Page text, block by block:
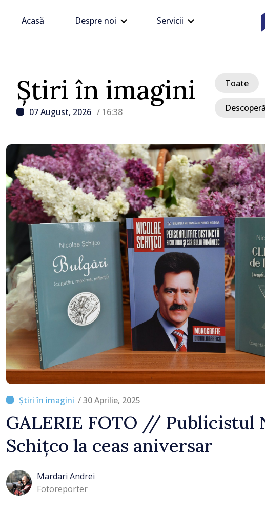
Acasă Despre noi Servicii
Știri în imagini
07 August, 2026 / 16:38
Toate
/ 30 Aprilie, 2025
GALERIE FOTO // Publicistul
Schițco la ceas aniversar
Mardari Andrei
Fotoreporter
/ Acum 16 minute
VIDEO // Șoferii sunt
respecte restricțiile de
drumul R3, unde se desfășoară
lucrări de reparație